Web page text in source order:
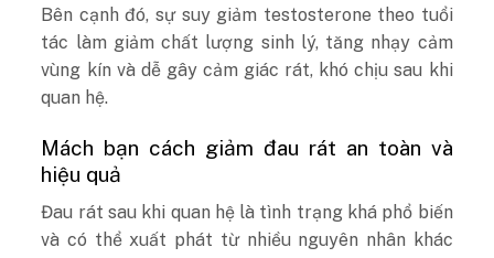
Bên cạnh đó, sự suy giảm testosterone theo tuổi
tác làm giảm chất lượng sinh lý, tăng nhạy cảm
vùng kín và dễ gây cảm giác rát, khó chịu sau khi
quan hệ.
Mách bạn cách giảm đau rát an toàn và
hiệu quả
Đau rát sau khi quan hệ là tình trạng khá phổ biến
và có thể xuất phát từ nhiều nguyên nhân khác